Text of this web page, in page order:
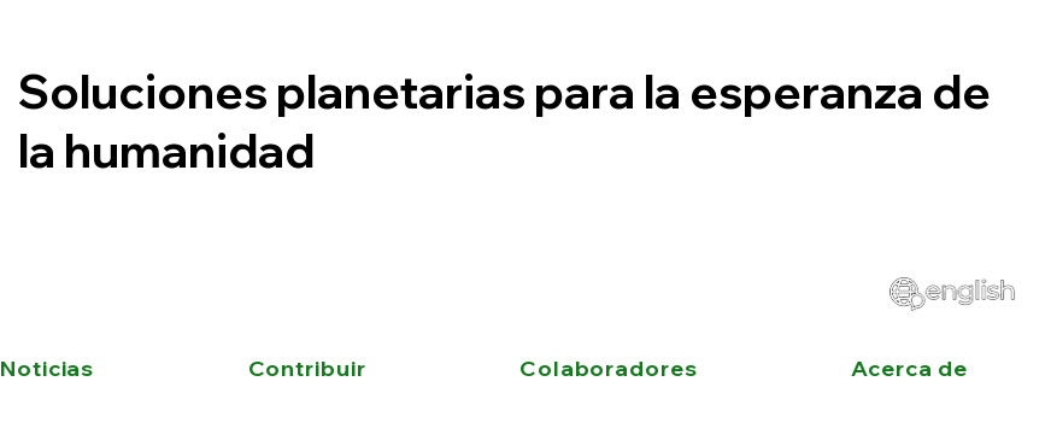
Noticias Contribuir Colaboradores Acerca de
Soluciones planetarias para la esperanza de
la humanidad